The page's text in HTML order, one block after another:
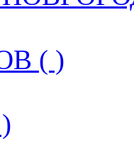
( )